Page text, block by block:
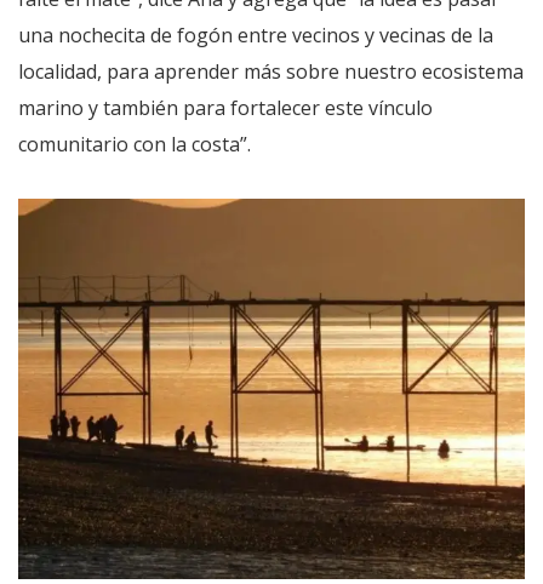
una nochecita de fogón entre vecinos y vecinas de la
localidad, para aprender más sobre nuestro ecosistema
marino y también para fortalecer este vínculo
comunitario con la costa”.